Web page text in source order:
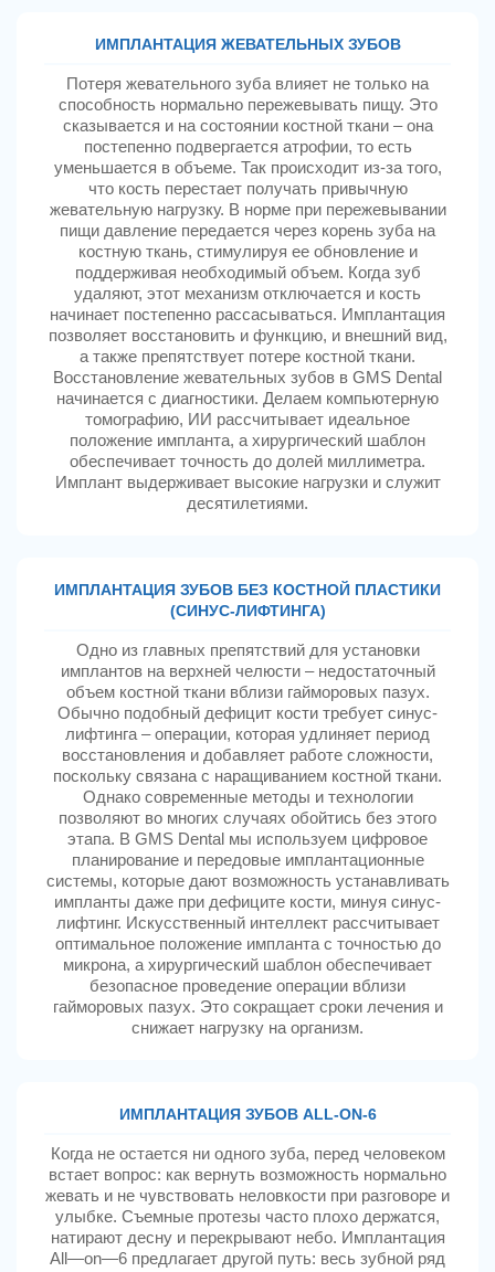
ИМПЛАНТАЦИЯ ЖЕВАТЕЛЬНЫХ ЗУБОВ
Потеря жевательного зуба влияет не только на
способность нормально пережевывать пищу. Это
сказывается и на состоянии костной ткани – она
постепенно подвергается атрофии, то есть
уменьшается в объеме. Так происходит из-за того,
что кость перестает получать привычную
жевательную нагрузку. В норме при пережевывании
пищи давление передается через корень зуба на
костную ткань, стимулируя ее обновление и
поддерживая необходимый объем. Когда зуб
удаляют, этот механизм отключается и кость
начинает постепенно рассасываться. Имплантация
позволяет восстановить и функцию, и внешний вид,
а также препятствует потере костной ткани.
Восстановление жевательных зубов в GMS Dental
начинается с диагностики. Делаем компьютерную
томографию, ИИ рассчитывает идеальное
положение импланта, а хирургический шаблон
обеспечивает точность до долей миллиметра.
Имплант выдерживает высокие нагрузки и служит
десятилетиями.
ИМПЛАНТАЦИЯ ЗУБОВ БЕЗ КОСТНОЙ ПЛАСТИКИ
(СИНУС‑ЛИФТИНГА)
Одно из главных препятствий для установки
имплантов на верхней челюсти – недостаточный
объем костной ткани вблизи гайморовых пазух.
Обычно подобный дефицит кости требует синус-
лифтинга – операции, которая удлиняет период
восстановления и добавляет работе сложности,
поскольку связана с наращиванием костной ткани.
Однако современные методы и технологии
позволяют во многих случаях обойтись без этого
этапа. В GMS Dental мы используем цифровое
планирование и передовые имплантационные
системы, которые дают возможность устанавливать
импланты даже при дефиците кости, минуя синус-
лифтинг. Искусственный интеллект рассчитывает
оптимальное положение импланта с точностью до
микрона, а хирургический шаблон обеспечивает
безопасное проведение операции вблизи
гайморовых пазух. Это сокращает сроки лечения и
снижает нагрузку на организм.
ИМПЛАНТАЦИЯ ЗУБОВ ALL‑ON‑6
Когда не остается ни одного зуба, перед человеком
встает вопрос: как вернуть возможность нормально
жевать и не чувствовать неловкости при разговоре и
улыбке. Съемные протезы часто плохо держатся,
натирают десну и перекрывают небо. Имплантация
All—on—6 предлагает другой путь: весь зубной ряд